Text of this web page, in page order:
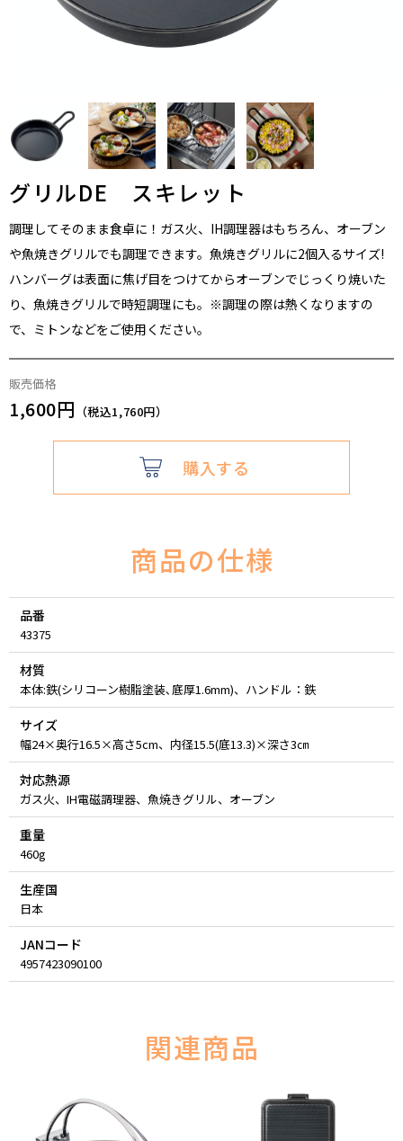
グリルDE スキレット
調理してそのまま食卓に！ガス火、IH調理器はもちろん、オーブン
や魚焼きグリルでも調理できます。魚焼きグリルに2個入るサイズ!
ハンバーグは表面に焦げ目をつけてからオーブンでじっくり焼いた
り、魚焼きグリルで時短調理にも。※調理の際は熱くなりますの
で、ミトンなどをご使用ください。
販売価格
1,600円 （税込1,760円）
購入する
商品の仕様
品番
43375
材質
本体:鉄(シリコーン樹脂塗装､底厚1.6mm)、ハンドル：鉄
サイズ
幅24×奥行16.5×高さ5cm、内径15.5(底13.3)×深さ3㎝
対応熱源
ガス火、IH電磁調理器、魚焼きグリル、オーブン
重量
460g
生産国
日本
JANコード
4957423090100
関連商品